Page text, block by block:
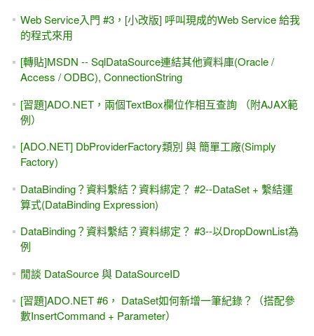
Web Service入門 #3，[小改版] 呼叫現成的Web Service 給我
的程式來用
[轉貼]MSDN -- SqlDataSource連結其他資料庫(Oracle /
Access / ODBC), ConnectionString
[習題]ADO.NET，兩個TextBox欄位作相互查詢 （附AJAX範
例）
[ADO.NET] DbProviderFactory類別 與 簡單工廠(Simply
Factory)
DataBinding？資料繫結？資料綁定？ #2--DataSet + 繫結運
算式(DataBinding Expression)
DataBinding？資料繫結？資料綁定？ #3--以DropDownList為
例
閒談 DataSource 與 DataSourceID
[習題]ADO.NET #6， DataSet如何新增一筆紀錄？（搭配參
數InsertCommand + Parameter）